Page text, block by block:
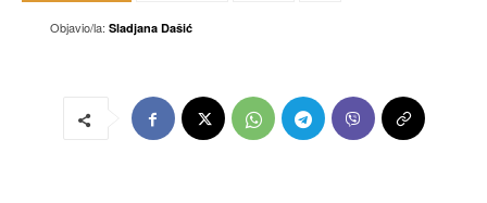
Objavio/la: Sladjana Dašić